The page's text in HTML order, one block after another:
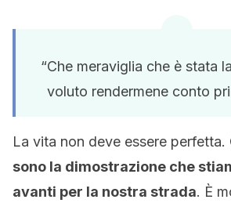
“Che meraviglia che è stata
voluto rendermene conto
La vita non deve essere perfetta.
sono la dimostrazione che
avanti per la nostra strada. È